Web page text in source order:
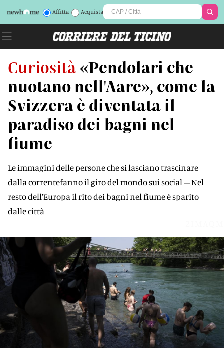
Affitta Acquista
Curiosità «Pendolari che
nuotano nell'Aare», come la
Svizzera è diventata il
paradiso dei bagni nel
fiume
Le immagini delle persone che si lasciano trascinare
dalla correntefanno il giro del mondo sui social – Nel
resto dell'Europa il rito dei bagni nel fiume è sparito
dalle città